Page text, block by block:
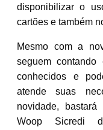
disponibilizar o
cartões e também
Mesmo com a
seguem
conhecidos e
atende suas
novidade,
Woop Sicredi